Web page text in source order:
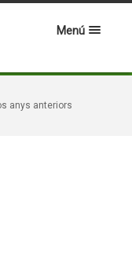
Menú
anys anteriors